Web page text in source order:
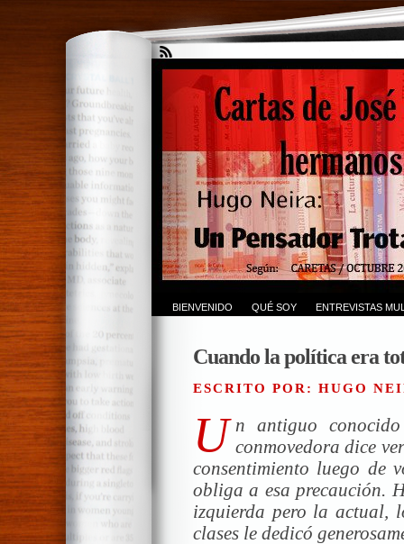
BIENVENIDO QUÉ SOY ENTREVISTAS
Cuando la política era
ESCRITO POR: HUGO
U n antiguo
conmovedora dice
consentimiento luego de
obliga a esa precaución.
izquierda pero la actual,
clases le dedicó